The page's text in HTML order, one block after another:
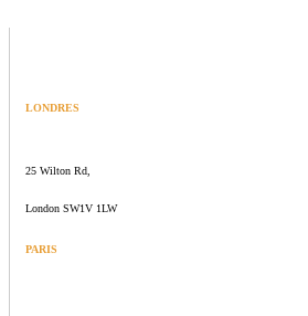
LONDRES
25 Wilton Rd,
London SW1V 1LW
PARIS